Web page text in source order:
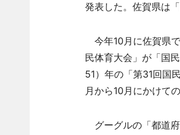
発表した。佐賀県は
今年10月に佐賀県
民体育大会」が「国
51）年の「第31回国
月から10月にかけて
グーグルの「都道